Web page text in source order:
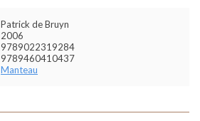
Patrick de Bruyn
2006
9789022319284
9789460410437
Manteau